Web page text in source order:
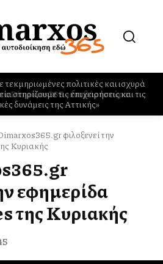
πολιτικές και ισχυρά
τις επιχειρήσεις και τις
δυνάμεις της Αττικής»
φιλοξενεί την
Κυριακής
εφημερίδα
της Κυριακής